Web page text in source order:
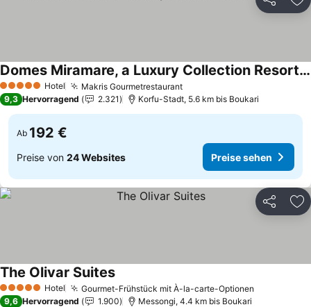
Teilen
5 Sterne Hotel Makris Gourmetrestaurant
Domes Miramare, a Luxury Collection Resort, Corfu
9,3 Hervorragend 2.321 Korfu-Stadt, 5.6 km bis Boukari
Ab 192 €
Preise von 24 Websites Preise sehen
Teilen
5 Sterne Hotel Gourmet-Frühstück mit À-la-carte-Optionen
The Olivar Suites
9,6 Hervorragend 1.900 Messongi, 4.4 km bis Boukari